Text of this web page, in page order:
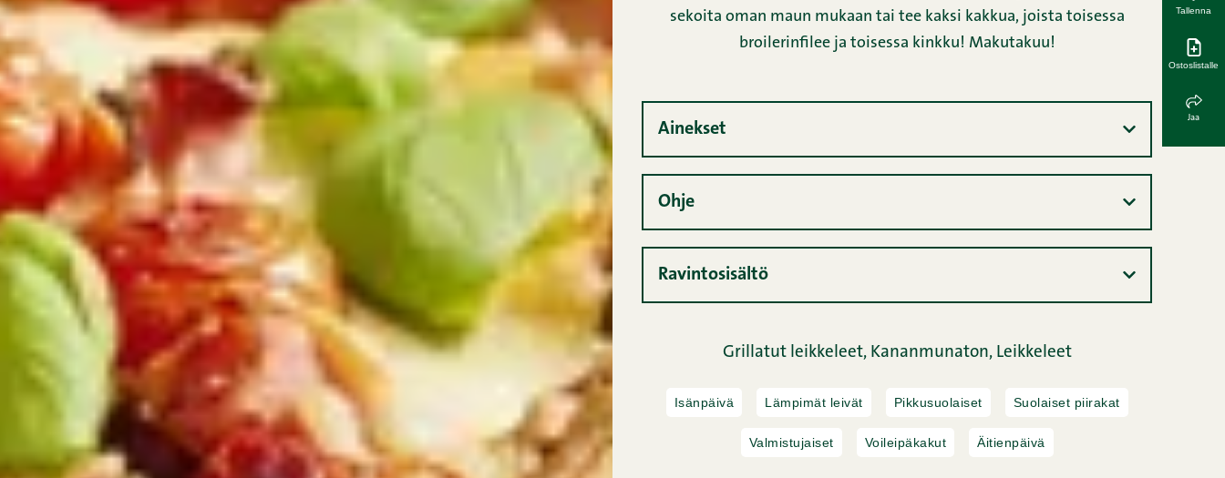
sekoita oman maun mukaan tai tee kaksi kakkua, joista toisessa
broilerinfilee ja toisessa kinkku! Makutakuu!
Ainekset
Ohje
Ravintosisältö
Grillatut leikkeleet, Kananmunaton, Leikkeleet
Isänpäivä Lämpimät leivät Pikkusuolaiset Suolaiset piirakat
Valmistujaiset Voileipäkakut Äitienpäivä
Tallenna
Ostoslistalle
Jaa